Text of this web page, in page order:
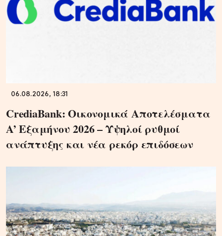
06.08.2026, 18:31
CrediaBank: Οικονομικά Αποτελέσματα
A’ Εξαμήνου 2026 – Υψηλοί ρυθμοί
ανάπτυξης και νέα ρεκόρ επιδόσεων